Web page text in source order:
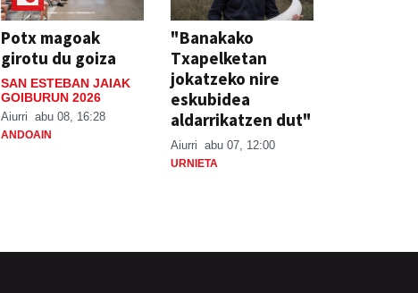
Potx magoak
girotu du goiza
SAN ESTEBAN JAIAK
GOIBURUN 2026
Aiurri abu 08, 16:28
ANDOAIN
"Banakako
Txapelketan
jokatzeko nire
eskubidea
aldarrikatzen dut"
Aiurri abu 07, 12:00
URNIETA